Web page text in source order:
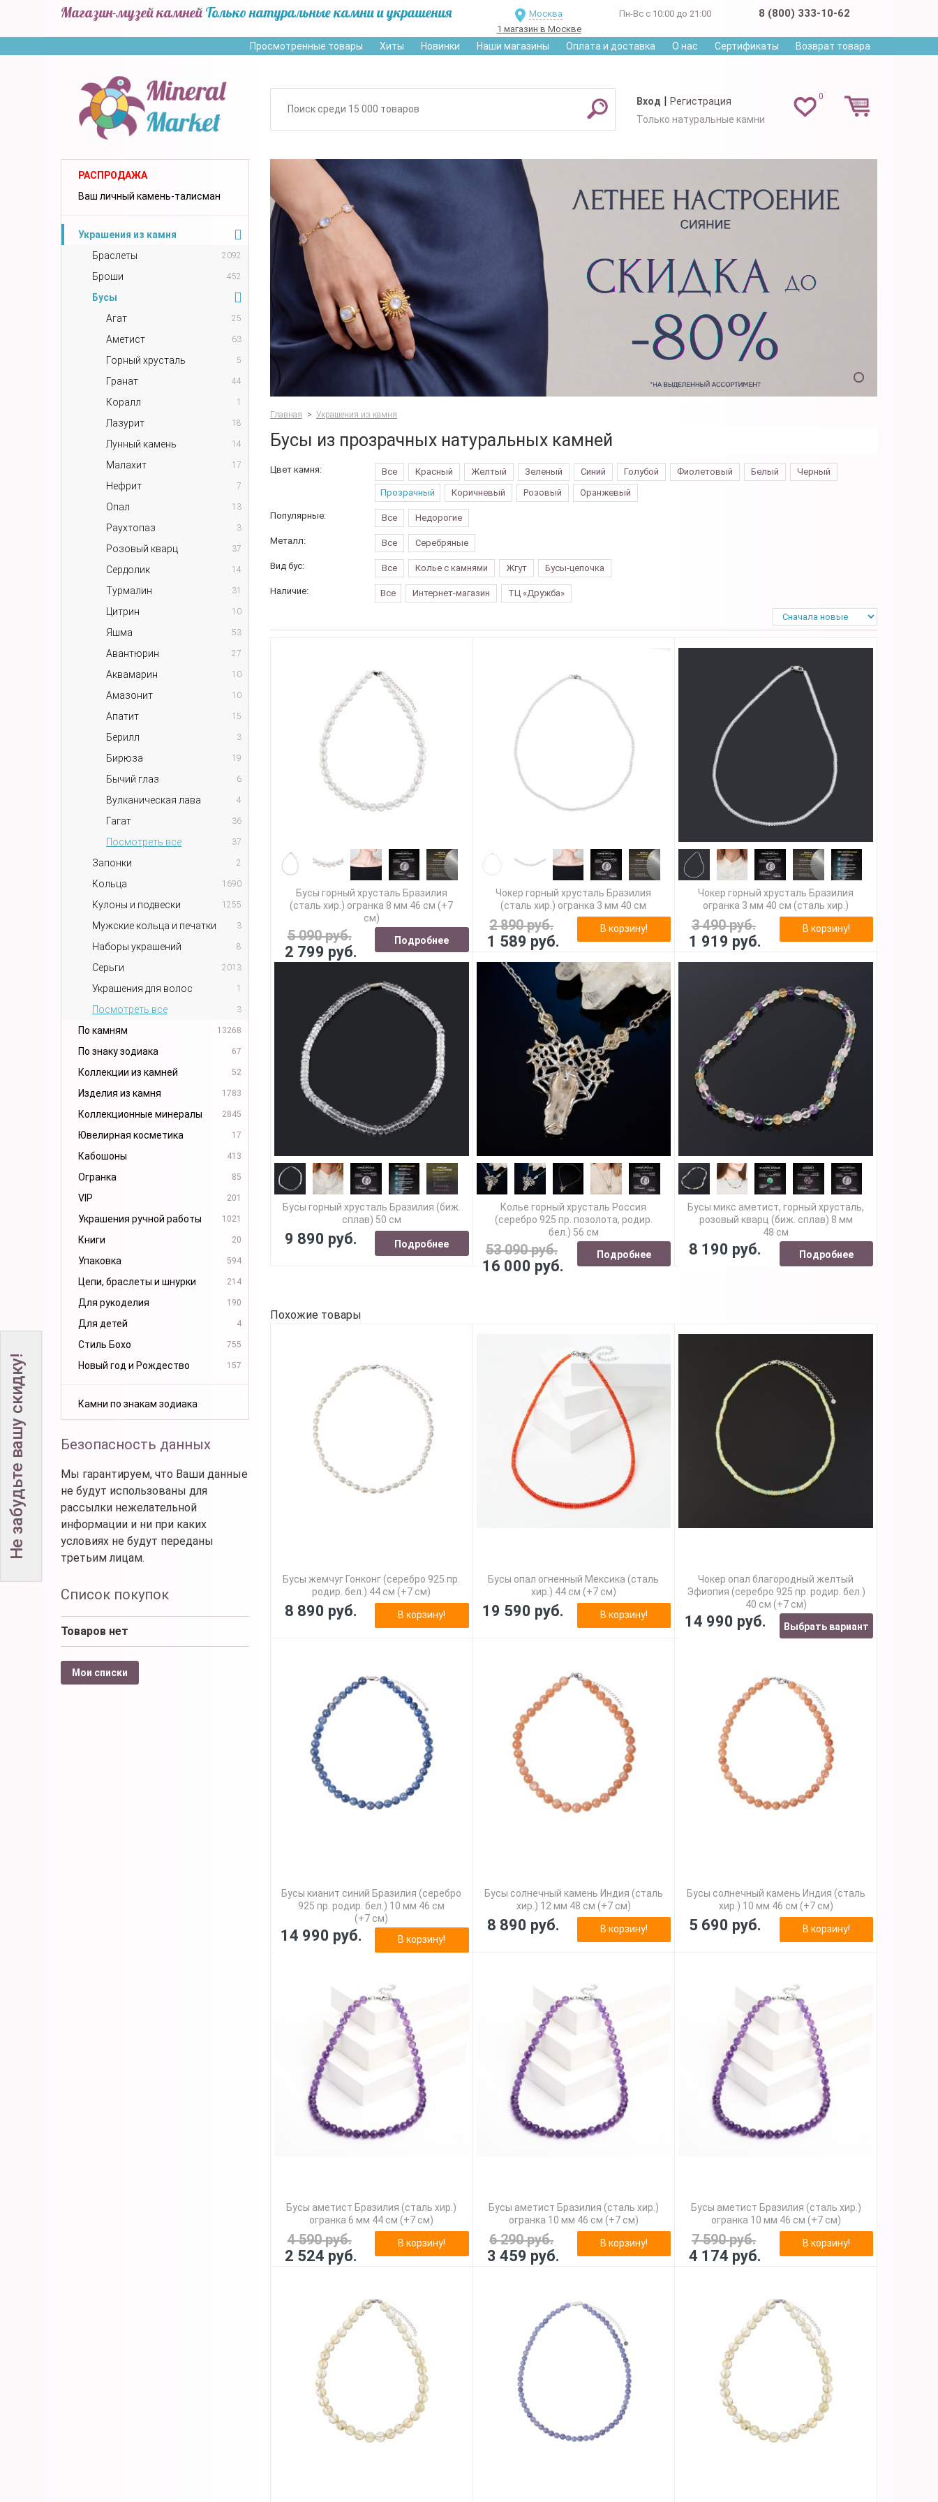
Магазин-музей камней Только натуральные камни и украшения
Москва
1 магазин в Москве
Пн-Вс с 10:00 до 21:00 8 (800) 333-10-62
Просмотренные товары Хиты Новинки Наши магазины Оплата и доставка О нас Сертификаты Возврат товара
0
Вход | Регистрация
Только натуральные камни
РАСПРОДАЖА
Ваш личный камень-талисман
Украшения из камня
Браслеты
2092
Броши 452
Бусы
Агат
25
Аметист 63
Горный хрусталь 5
Гранат 44
Коралл 1
Лазурит 18
Лунный камень 14
Малахит 17
Нефрит 7
Опал 13
Раухтопаз 3
Розовый кварц 37
Сердолик 14
Турмалин 31
Цитрин 10
Яшма 53
Авантюрин 27
Аквамарин 10
Амазонит 10
Апатит 15
Берилл 3
Бирюза 19
Бычий глаз 6
Вулканическая лава 4
Гагат 36
Посмотреть все 37
Запонки 2
Кольца 1690
Кулоны и подвески 1255
Мужские кольца и печатки 3
Наборы украшений 8
Серьги 2013
Украшения для волос 1
Посмотреть все 3
По камням 13268
По знаку зодиака 67
Коллекции из камней 52
Изделия из камня 1783
Коллекционные минералы 2845
Ювелирная косметика 17
Кабошоны 413
Огранка 85
VIP 201
Украшения ручной работы 1021
Книги 20
Упаковка 594
Цепи, браслеты и шнурки 214
Для рукоделия 190
Для детей 4
Стиль Бохо 755
Новый год и Рождество 157
Камни по знакам зодиака
Безопасность данных
Мы гарантируем, что Ваши данные
не будут использованы для
рассылки нежелательной
информации и ни при каких
условиях не будут переданы
третьим лицам.
Список покупок
Товаров нет
Мои списки
Главная > Украшения из камня
Бусы из прозрачных натуральных камней
Цвет камня: Все Красный Желтый Зеленый Синий Голубой Фиолетовый Белый
Черный
Прозрачный
Коричневый Розовый Оранжевый
Популярные: Все Недорогие
Металл: Все Серебряные
Вид бус: Все Колье с камнями Жгут Бусы-цепочка
Наличие: Все Интернет-магазин ТЦ «Дружба»
Бусы горный хрусталь Бразилия
(сталь хир.) огранка 8 мм 46 см (+7
см)
5 090 руб.
2 799 руб.
Подробнее
Чокер горный хрусталь Бразилия
(сталь хир.) огранка 3 мм 40 см
2 890 руб.
1 589 руб.
В корзину!
Чокер горный хрусталь Бразилия
огранка 3 мм 40 см (сталь хир.)
3 490 руб.
1 919 руб.
В корзину!
Бусы горный хрусталь Бразилия (биж.
сплав) 50 см
9 890 руб. Подробнее
Колье горный хрусталь Россия
(серебро 925 пр. позолота, родир.
бел.) 56 см
53 090 руб.
16 000 руб.
Подробнее
Бусы микс аметист, горный хрусталь,
розовый кварц (биж. сплав) 8 мм
48 см
8 190 руб. Подробнее
Похожие товары
Бусы жемчуг Гонконг (серебро 925 пр.
родир. бел.) 44 см (+7 см)
8 890 руб. В корзину!
Бусы опал огненный Мексика (сталь
хир.) 44 см (+7 см)
19 590 руб. В корзину!
Чокер опал благородный желтый
Эфиопия (серебро 925 пр. родир. бел.)
40 см (+7 см)
14 990 руб. Выбрать вариант
Бусы кианит синий Бразилия (серебро
925 пр. родир. бел.) 10 мм 46 см
(+7 см)
14 990 руб. В корзину!
Бусы солнечный камень Индия (сталь
хир.) 12 мм 48 см (+7 см)
8 890 руб. В корзину!
Бусы солнечный камень Индия (сталь
хир.) 10 мм 46 см (+7 см)
5 690 руб. В корзину!
Бусы аметист Бразилия (сталь хир.)
огранка 6 мм 44 см (+7 см)
4 590 руб.
2 524 руб.
В корзину!
Бусы аметист Бразилия (сталь хир.)
огранка 10 мм 46 см (+7 см)
6 290 руб.
3 459 руб.
В корзину!
Бусы аметист Бразилия (сталь хир.)
огранка 10 мм 46 см (+7 см)
7 590 руб.
4 174 руб.
В корзину!
Не забудьте вашу скидку!